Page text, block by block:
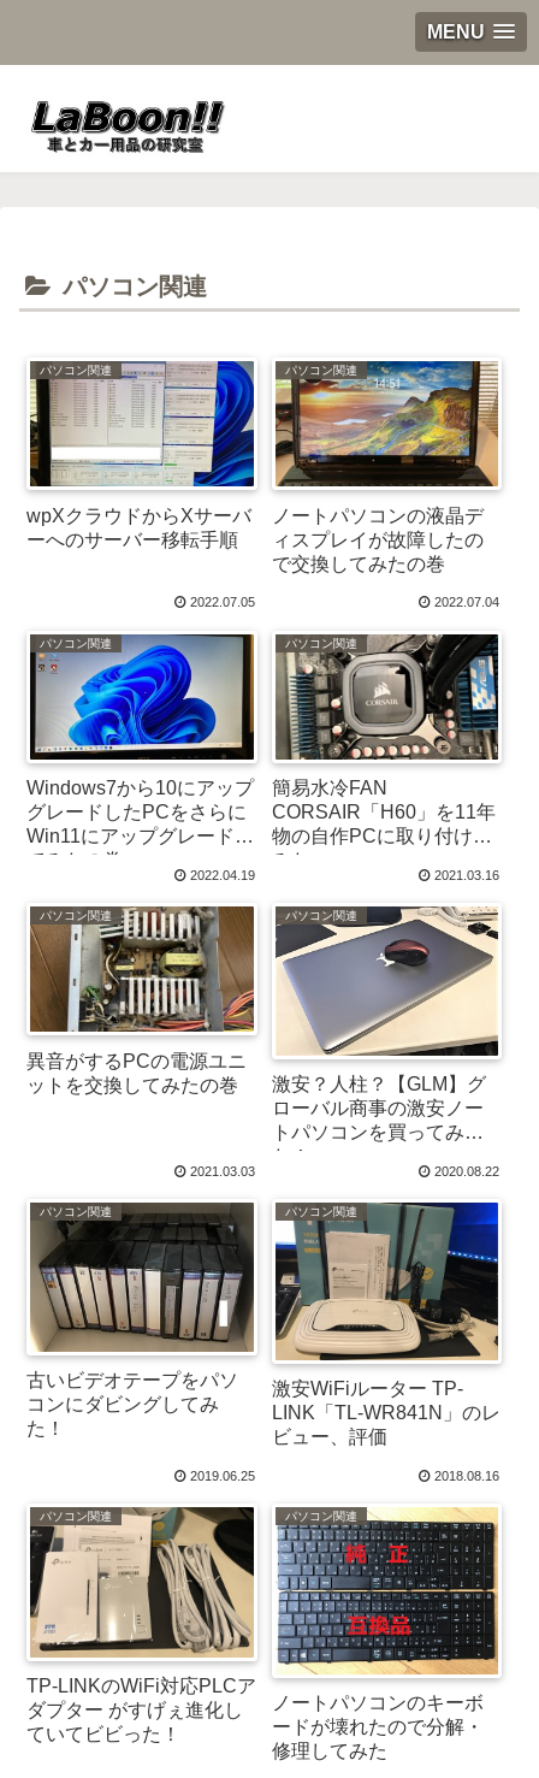
MENU
パソコン関連
パソコン関連
wpXクラウドからXサーバ
ーへのサーバー移転手順
2022.07.05
パソコン関連
ノートパソコンの液晶デ
ィスプレイが故障したの
で交換してみたの巻
2022.07.04
パソコン関連
Windows7から10にアップ
グレードしたPCをさらに
Win11にアップグレードし
てみたの巻
2022.04.19
パソコン関連
簡易水冷FAN
CORSAIR「H60」を11年
物の自作PCに取り付けて
みた
2021.03.16
パソコン関連
異音がするPCの電源ユニ
ットを交換してみたの巻
2021.03.03
パソコン関連
激安？人柱？【GLM】グ
ローバル商事の激安ノー
トパソコンを買ってみ
た！
2020.08.22
パソコン関連
古いビデオテープをパソ
コンにダビングしてみ
た！
2019.06.25
パソコン関連
激安WiFiルーター TP-
LINK「TL-WR841N」のレ
ビュー、評価
2018.08.16
パソコン関連
TP-LINKのWiFi対応PLCア
ダプター がすげぇ進化し
ていてビビった！
パソコン関連
ノートパソコンのキーボ
ードが壊れたので分解・
修理してみた